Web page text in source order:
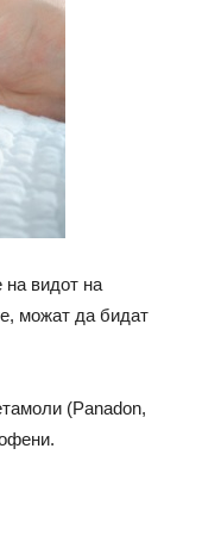
видот на
можат да бидат
(Panadon,